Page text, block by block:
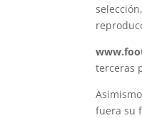
terceras
fuera su